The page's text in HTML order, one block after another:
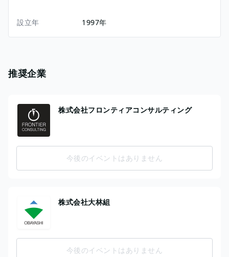
設立年 1997年
推奨企業
株式会社フロンティアコンサルティング
今後のイベントはありません
株式会社大林組
今後のイベントはありません